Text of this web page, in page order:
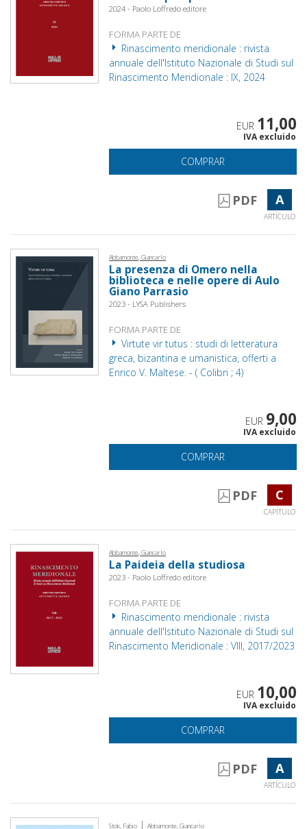
2024 - Paolo Loffredo editore
FORMA PARTE DE
Rinascimento meridionale : rivista
annuale dell'Istituto Nazionale di Studi sul
Rinascimento Meridionale : IX, 2024
EUR 11,00
IVA excluido
COMPRAR
PDF A
ARTÍCULO
Abbamonte, Giancarlo
La presenza di Omero nella
biblioteca e nelle opere di Aulo
Giano Parrasio
2023 - LYSA Publishers
FORMA PARTE DE
Virtute vir tutus : studi di letteratura
greca, bizantina e umanistica, offerti a
Enrico V. Maltese. - ( Colibri ; 4)
EUR 9,00
IVA excluido
COMPRAR
PDF C
CAPÍTULO
Abbamonte, Giancarlo
La Paideia della studiosa
2023 - Paolo Loffredo editore
FORMA PARTE DE
Rinascimento meridionale : rivista
annuale dell'Istituto Nazionale di Studi sul
Rinascimento Meridionale : VIII, 2017/2023
EUR 10,00
IVA excluido
COMPRAR
PDF A
ARTÍCULO
Stok, Fabio | Abbamonte, Giancarlo